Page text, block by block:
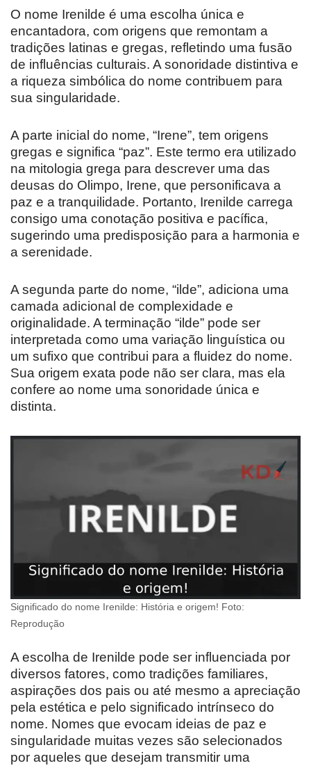
O nome Irenilde é uma escolha única e
encantadora, com origens que remontam a
tradições latinas e gregas, refletindo uma fusão
de influências culturais. A sonoridade distintiva e
a riqueza simbólica do nome contribuem para
sua singularidade.
A parte inicial do nome, “Irene”, tem origens
gregas e significa “paz”. Este termo era utilizado
na mitologia grega para descrever uma das
deusas do Olimpo, Irene, que personificava a
paz e a tranquilidade. Portanto, Irenilde carrega
consigo uma conotação positiva e pacífica,
sugerindo uma predisposição para a harmonia e
a serenidade.
A segunda parte do nome, “ilde”, adiciona uma
camada adicional de complexidade e
originalidade. A terminação “ilde” pode ser
interpretada como uma variação linguística ou
um sufixo que contribui para a fluidez do nome.
Sua origem exata pode não ser clara, mas ela
confere ao nome uma sonoridade única e
distinta.
Significado do nome Irenilde: História e origem! Foto:
Reprodução
A escolha de Irenilde pode ser influenciada por
diversos fatores, como tradições familiares,
aspirações dos pais ou até mesmo a apreciação
pela estética e pelo significado intrínseco do
nome. Nomes que evocam ideias de paz e
singularidade muitas vezes são selecionados
por aqueles que desejam transmitir uma